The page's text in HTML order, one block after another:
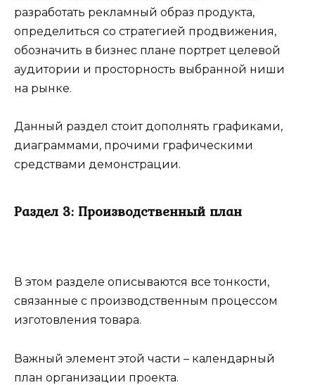
разработать рекламный образ продукта,
определиться со стратегией продвижения,
обозначить в бизнес плане портрет целевой
аудитории и просторность выбранной ниши
на рынке.
Данный раздел стоит дополнять графиками,
диаграммами, прочими графическими
средствами демонстрации.
Раздел 3: Производственный план
В этом разделе описываются все тонкости,
связанные с производственным процессом
изготовления товара.
Важный элемент этой части – календарный
план организации проекта.